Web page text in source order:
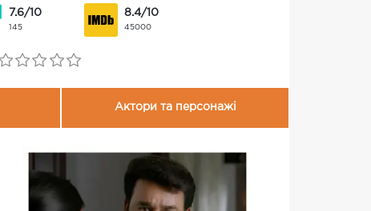
7.6/10
145
8.4/10
45000
Актори та персонажі